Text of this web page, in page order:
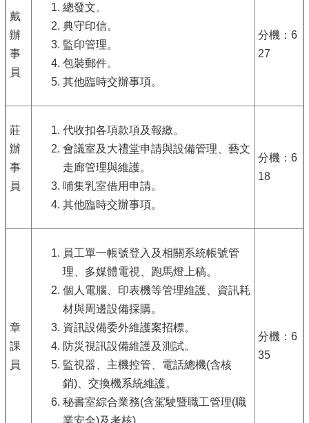
戴
辦
事
員
總發文。
典守印信。
監印管理。
包裝郵件。
其他臨時交辦事項。
分機：6
27
莊
辦
事
員
代收扣各項款項及報繳。
會議室及大禮堂申請與設備管理、藝文
走廊管理與維護。
哺集乳室借用申請。
其他臨時交辦事項。
分機：6
18
章
課
員
員工單一帳號登入及相關系統帳號管
理、多媒體電視、跑馬燈上稿。
個人電腦、印表機等管理維護、資訊耗
材與周邊設備採購。
資訊設備委外維護案招標。
防災視訊設備維護及測試。
監視器、主機控管、電話總機(含核
銷)、交換機系統維護。
秘書室綜合業務(含駕駛暨職工管理(職
業安全)及考核)。
分機：6
35